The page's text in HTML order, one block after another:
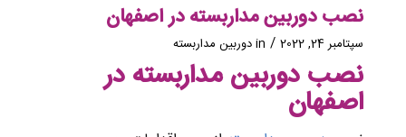
نصب دوربین مداربسته در اصفهان
سپتامبر 24, 2022 /
inدوربین مداربسته
نصب دوربین مداربسته در
اصفهان